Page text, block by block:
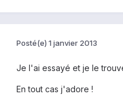
Posté(e) 1 janvier 2013
Je l'ai essayé et je le
En tout cas j'adore !